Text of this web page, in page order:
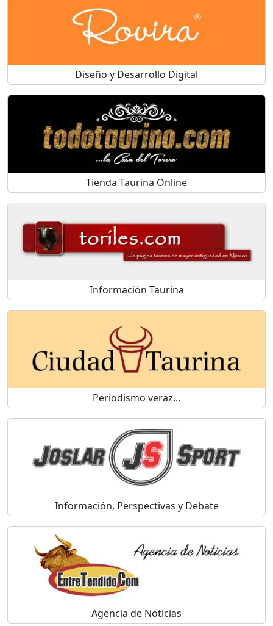
Diseño y Desarrollo Digital
Tienda Taurina Online
Información Taurina
Periodismo veraz...
Información, Perspectivas y Debate
Agencia de Noticias